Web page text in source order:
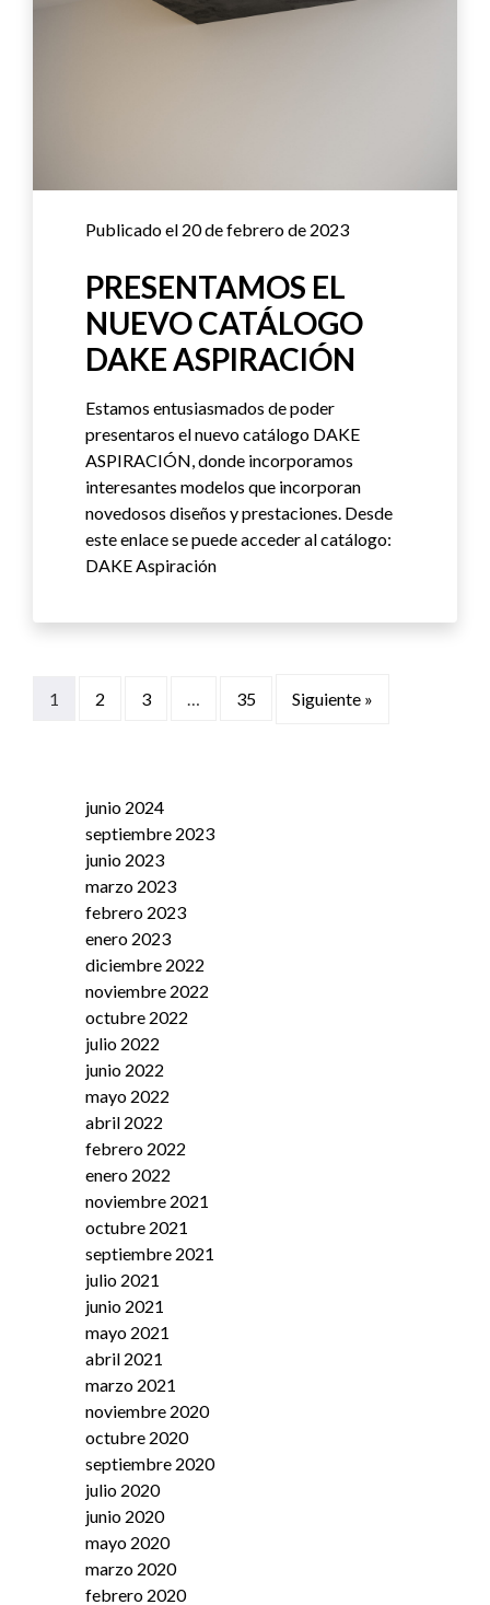
Publicado el 20 de febrero de 2023
PRESENTAMOS EL
NUEVO CATÁLOGO
DAKE ASPIRACIÓN
Estamos entusiasmados de poder
presentaros el nuevo catálogo DAKE
ASPIRACIÓN, donde incorporamos
interesantes modelos que incorporan
novedosos diseños y prestaciones. Desde
este enlace se puede acceder al catálogo:
DAKE Aspiración
1 2 3 35 Siguiente »
junio 2024
septiembre 2023
junio 2023
marzo 2023
febrero 2023
enero 2023
diciembre 2022
noviembre 2022
octubre 2022
julio 2022
junio 2022
mayo 2022
abril 2022
febrero 2022
enero 2022
noviembre 2021
octubre 2021
septiembre 2021
julio 2021
junio 2021
mayo 2021
abril 2021
marzo 2021
noviembre 2020
octubre 2020
septiembre 2020
julio 2020
junio 2020
mayo 2020
marzo 2020
febrero 2020